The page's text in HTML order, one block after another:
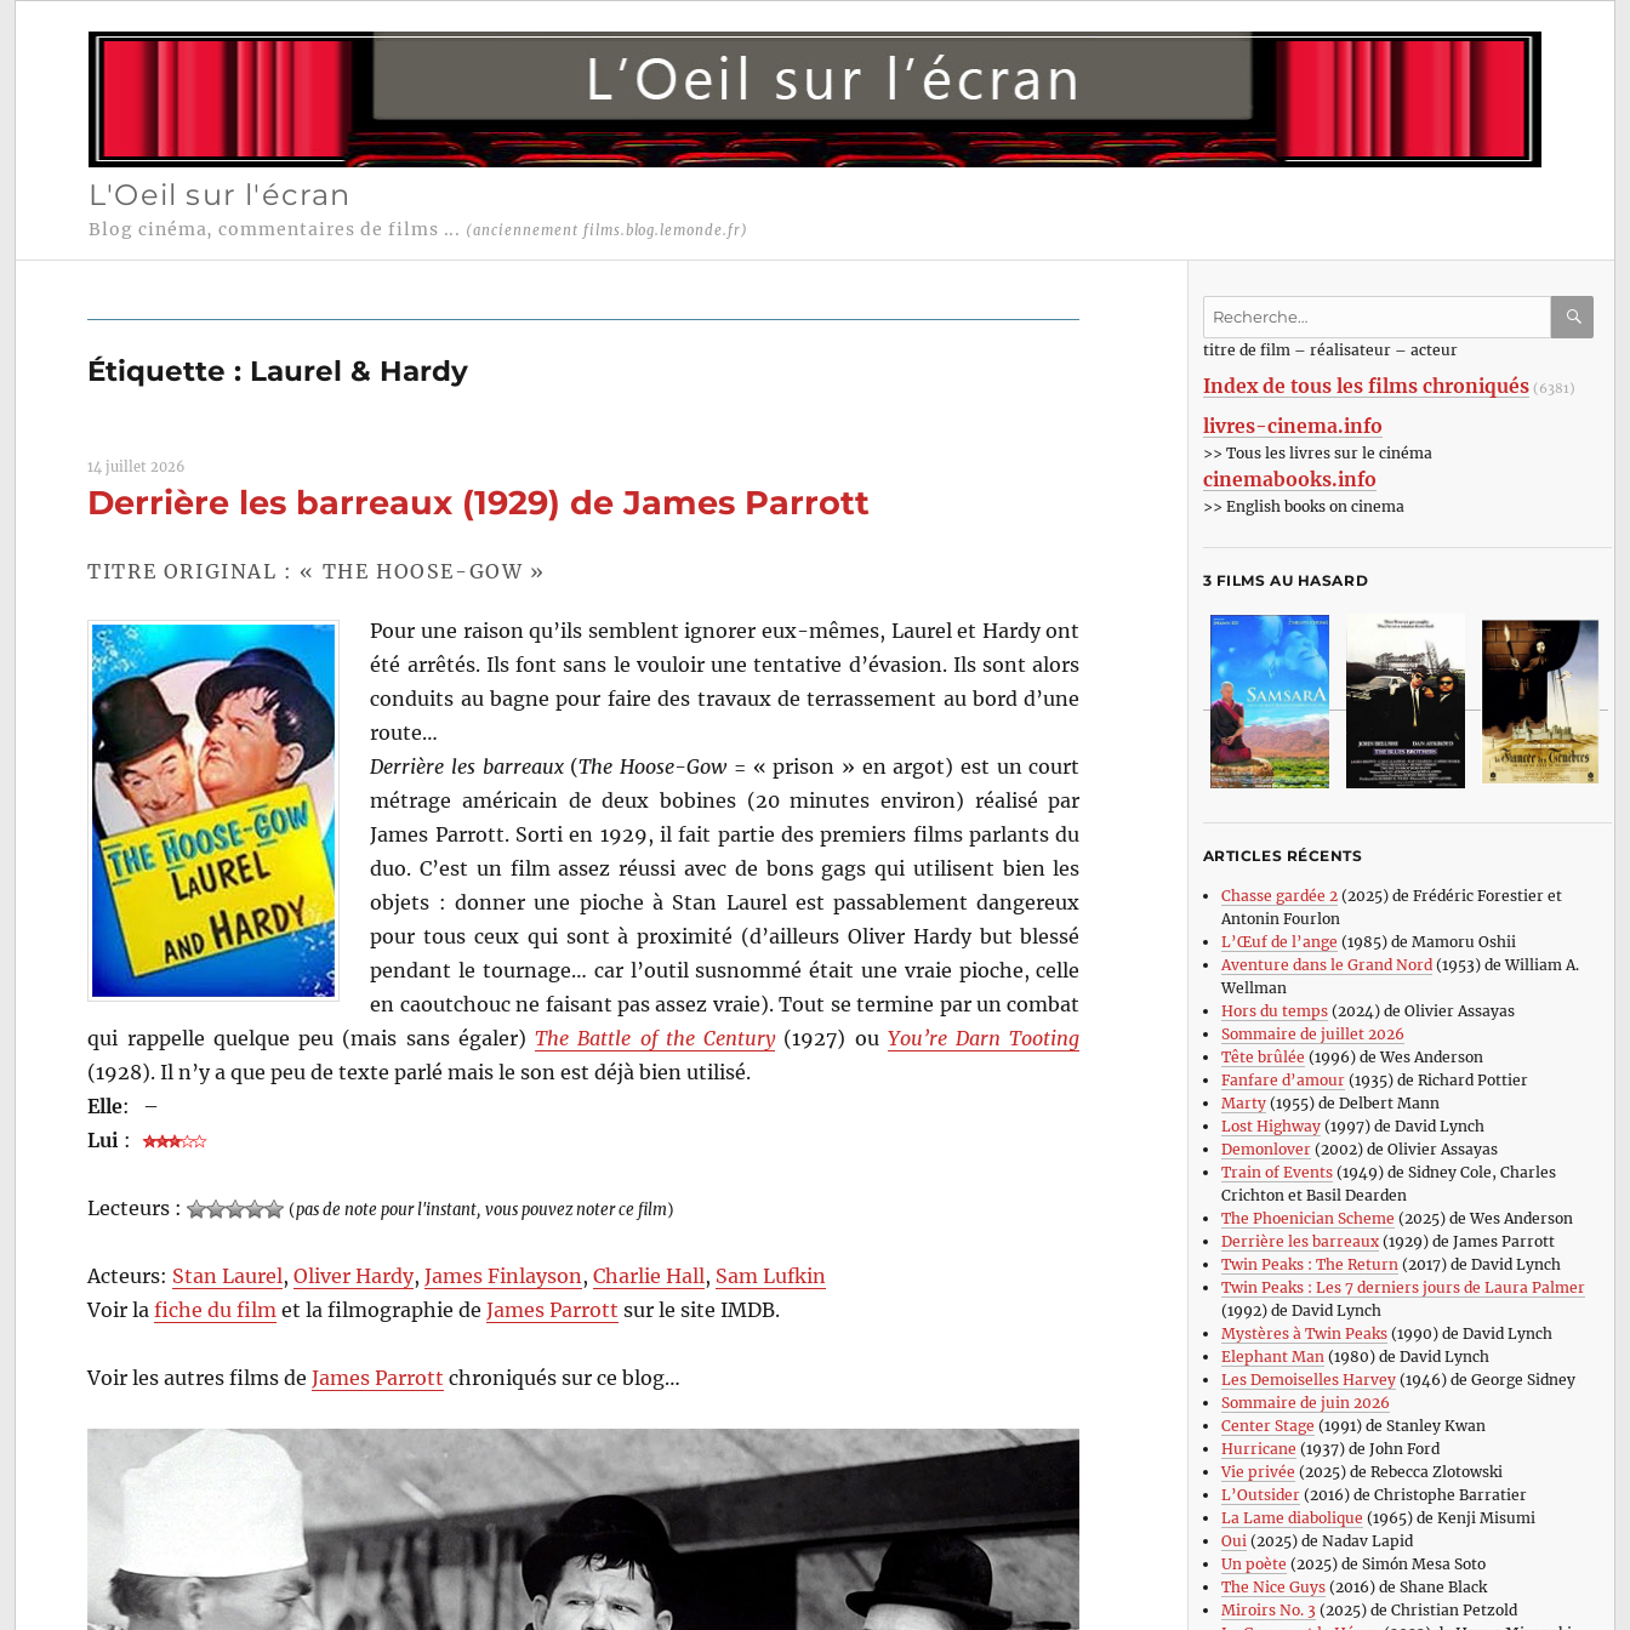
L'Oeil sur l'écran
Blog cinéma, commentaires de films ... (anciennement films.blog.lemonde.fr)
Étiquette : Laurel & Hardy
14 juillet 2026
Derrière les barreaux (1929) de James Parrott
TITRE ORIGINAL : « THE HOOSE-GOW »
Pour une raison qu’ils semblent ignorer eux-mêmes, Laurel et Hardy ont
été arrêtés. Ils font sans le vouloir une tentative d’évasion. Ils sont alors
conduits au bagne pour faire des travaux de terrassement au bord d’une
route…
Derrière les barreaux(The Hoose-Gow= « prison » en argot) est un court
métrage américain de deux bobines (20 minutes environ) réalisé par
James Parrott. Sorti en 1929, il fait partie des premiers films parlants du
duo. C’est un film assez réussi avec de bons gags qui utilisent bien les
objets : donner une pioche à Stan Laurel est passablement dangereux
pour tous ceux qui sont à proximité (d’ailleurs Oliver Hardy but blessé
pendant le tournage… car l’outil susnommé était une vraie pioche, celle
en caoutchouc ne faisant pas assez vraie). Tout se termine par un combat
qui rappelle quelque peu (mais sans égaler)The Battle of the Century(1927) ou You’re Darn Tooting
(1928). Il n’y a que peu de texte parlé mais le son est déjà bien utilisé.
Elle:
–
Lui :
Lecteurs : (pas de note pour l'instant, vous pouvez noter ce film)
Acteurs: Stan Laurel,Oliver Hardy,James Finlayson ,Charlie Hall, Sam Lufkin
Voir lafiche du film et la filmographie deJames Parrott sur le site IMDB.
Voir les autres films deJames Parrott chroniqués sur ce blog…
Recherche
:titre de film – réalisateur – acteur
Index de tous les films chroniqués (6381)
livres-cinema.info
>> Tous les livres sur le cinéma
cinemabooks.info
>> English books on cinema
3 FILMS AU HASARD
ARTICLES RÉCENTS
Chasse gardée 2(2025) de Frédéric Forestier et
Antonin Fourlon
L’Œuf de l’ange (1985) de Mamoru Oshii
Aventure dans le Grand Nord(1953) de William A.
Wellman
Hors du temps(2024) de Olivier Assayas
Sommaire de juillet 2026
Tête brûlée (1996) de Wes Anderson
Fanfare d’amour(1935) de Richard Pottier
Marty(1955) de Delbert Mann
Lost Highway(1997) de David Lynch
Demonlover(2002) de Olivier Assayas
Train of Events(1949) de Sidney Cole, Charles
Crichton et Basil Dearden
The Phoenician Scheme (2025) de Wes Anderson
Derrière les barreaux(1929) de James Parrott
Twin Peaks : The Return(2017) de David Lynch
Twin Peaks : Les 7 derniers jours de Laura Palmer
(1992) de David Lynch
Mystères à Twin Peaks(1990) de David Lynch
Elephant Man(1980) de David Lynch
Les Demoiselles Harvey(1946) de George Sidney
Sommaire de juin 2026
Center Stage (1991) de Stanley Kwan
Hurricane (1937) de John Ford
Vie privée (2025) de Rebecca Zlotowski
L’Outsider(2016) de Christophe Barratier
La Lame diabolique (1965) de Kenji Misumi
Oui(2025) de Nadav Lapid
Un poète (2025) de Simón Mesa Soto
The Nice Guys(2016) de Shane Black
Miroirs No. 3 (2025) de Christian Petzold